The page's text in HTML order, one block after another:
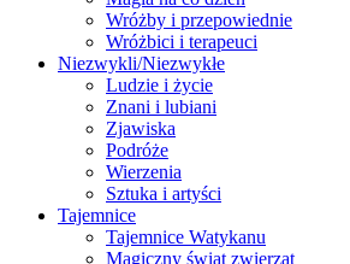
Wróżby i przepowiednie
Wróżbici i terapeuci
Niezwykli/Niezwykłe
Ludzie i życie
Znani i lubiani
Zjawiska
Podróże
Wierzenia
Sztuka i artyści
Tajemnice
Tajemnice Watykanu
Magiczny świat zwierząt